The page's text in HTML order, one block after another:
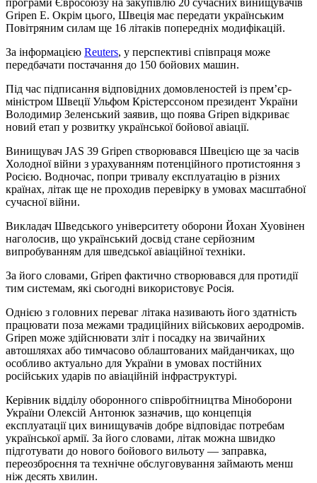
Gripen E. Окрім цього, Швеція має передати українським
Повітряним силам ще 16 літаків попередніх модифікацій.
За інформацією Reuters, у перспективі співпраця може
передбачати постачання до 150 бойових машин.
Під час підписання відповідних домовленостей із прем’єр-
міністром Швеції Ульфом Крістерссоном президент України
Володимир Зеленський заявив, що поява Gripen відкриває
новий етап у розвитку української бойової авіації.
Винищувач JAS 39 Gripen створювався Швецією ще за часів
Холодної війни з урахуванням потенційного протистояння з
Росією. Водночас, попри тривалу експлуатацію в різних
країнах, літак ще не проходив перевірку в умовах масштабної
сучасної війни.
Викладач Шведського університету оборони Йохан Хуовінен
наголосив, що український досвід стане серйозним
випробуванням для шведської авіаційної техніки.
За його словами, Gripen фактично створювався для протидії
тим системам, які сьогодні використовує Росія.
Однією з головних переваг літака називають його здатність
працювати поза межами традиційних військових аеродромів.
Gripen може здійснювати зліт і посадку на звичайних
автошляхах або тимчасово облаштованих майданчиках, що
особливо актуально для України в умовах постійних
російських ударів по авіаційній інфраструктурі.
Керівник відділу оборонного співробітництва Міноборони
України Олексій Антонюк зазначив, що концепція
експлуатації цих винищувачів добре відповідає потребам
української армії. За його словами, літак можна швидко
підготувати до нового бойового вильоту — заправка,
переозброєння та технічне обслуговування займають менш
ніж десять хвилин.